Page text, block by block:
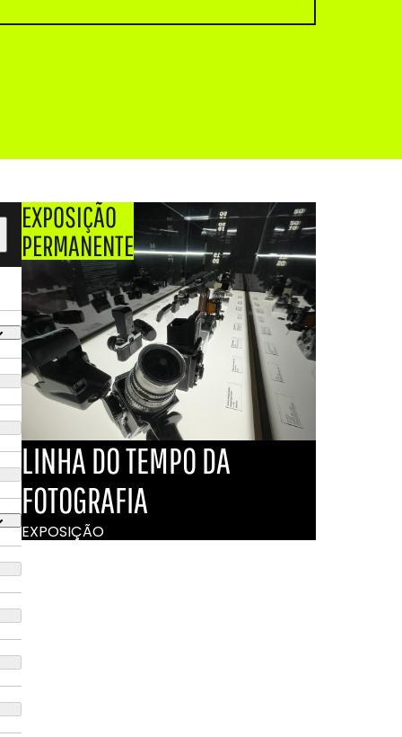
EXPOSIÇÃO
PERMANENTE
LINHA DO TEMPO DA
FOTOGRAFIA
EXPOSIÇÃO